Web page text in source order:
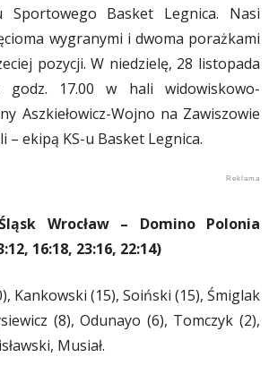
Sportowego Basket Legnica. Nasi
wygranymi i dwoma porażkami
pozycji. W niedzielę, 28 listopada
godz. 17.00 w hali widowiskowo-
Aszkiełowicz-Wojno na Zawiszowie
– ekipą KS-u Basket Legnica.
Wrocław – Domino Polonia
16:18, 23:16, 22:14)
Kankowski (15), Soiński (15), Śmiglak
(8), Odunayo (6), Tomczyk (2),
Musiał.